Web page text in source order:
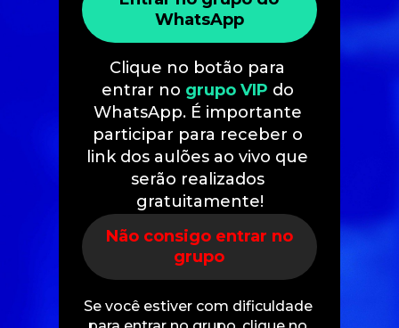
Clique no botão para
entrar no grupo VIP do
WhatsApp. É importante
participar para receber o
link dos aulões ao vivo que
serão realizados
gratuitamente!
WhatsApp
Não consigo entrar no
grupo
Se você estiver com dificuldade